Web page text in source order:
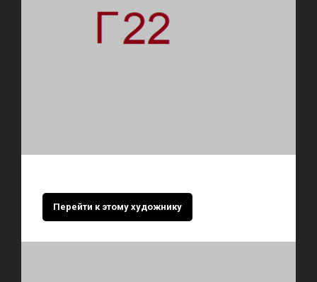
Перейти к этому художнику